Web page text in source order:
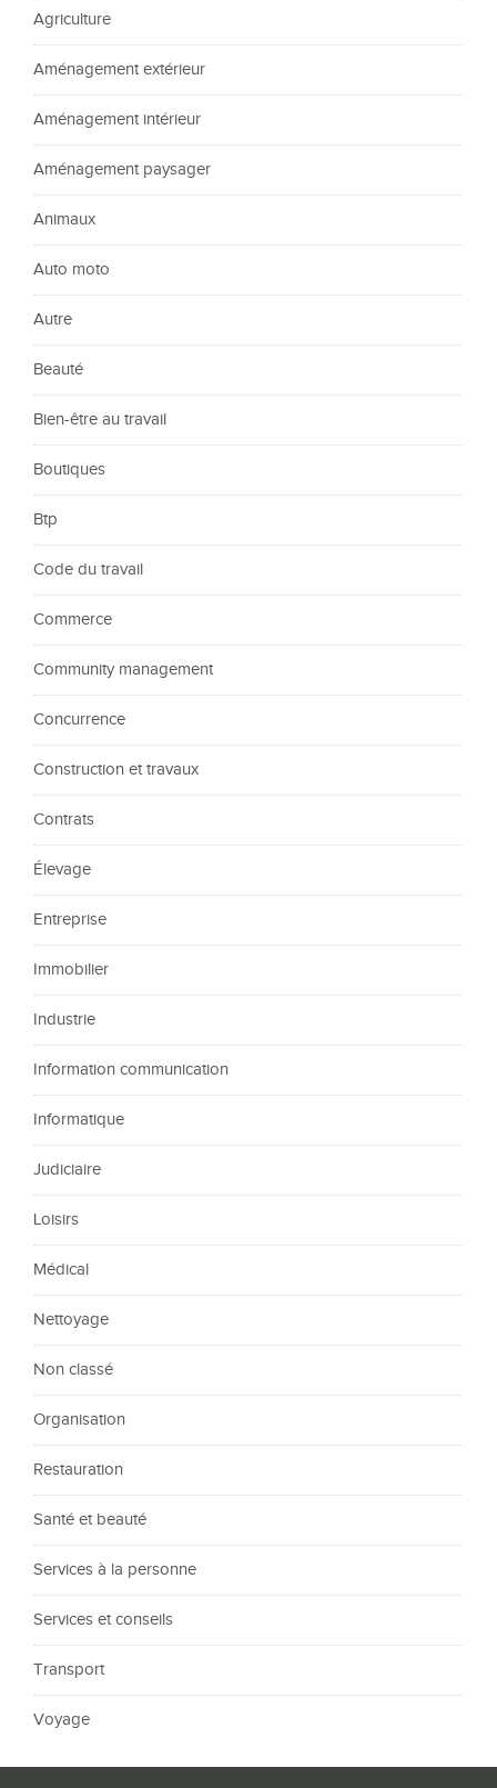
Agriculture
Aménagement extérieur
Aménagement intérieur
Aménagement paysager
Animaux
Auto moto
Autre
Beauté
Bien-être au travail
Boutiques
Btp
Code du travail
Commerce
Community management
Concurrence
Construction et travaux
Contrats
Élevage
Entreprise
Immobilier
Industrie
Information communication
Informatique
Judiciaire
Loisirs
Médical
Nettoyage
Non classé
Organisation
Restauration
Santé et beauté
Services à la personne
Services et conseils
Transport
Voyage